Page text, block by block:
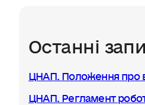
Останні
ЦНАП. Положення про
ЦНАП. Регламент